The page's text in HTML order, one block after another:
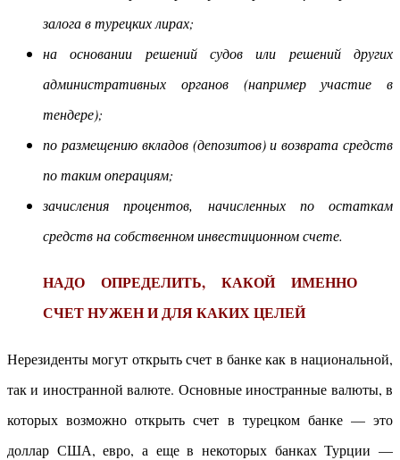
залога в турецких лирах;
на основании решений судов или решений других
административных органов (например участие в
тендере);
по размещению вкладов (депозитов) и возврата средств
по таким операциям;
зачисления процентов, начисленных по остаткам
средств на собственном инвестиционном счете.
НАДО ОПРЕДЕЛИТЬ, КАКОЙ ИМЕННО
СЧЕТ НУЖЕН И ДЛЯ КАКИХ ЦЕЛЕЙ
Нерезиденты могут открыть счет в банке как в национальной,
так и иностранной валюте. Основные иностранные валюты, в
которых возможно открыть счет в турецком банке — это
доллар США, евро, а еще в некоторых банках Турции —